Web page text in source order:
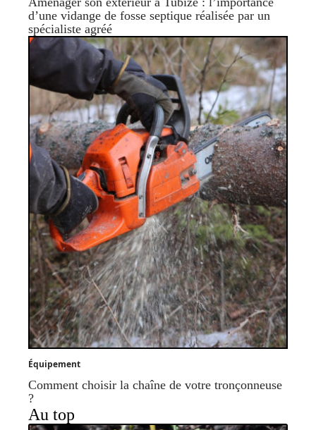
d’une vidange de fosse septique réalisée par un
spécialiste agréé
Équipement
Comment choisir la chaîne de votre tronçonneuse
?
Au top